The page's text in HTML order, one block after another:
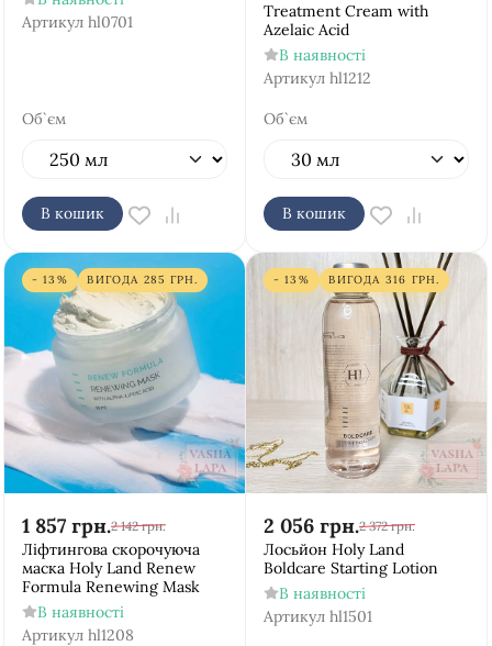
Артикул hl0701
Об`єм
В кошик
Treatment Cream with
Azelaic Acid
В наявності
Артикул hl1212
Об`єм
В кошик
- 13% ВИГОДА 285 ГРН.
1 857 грн.2 142 грн.
Ліфтингова скорочуюча
маска Holy Land Renew
Formula Renewing Mask
В наявності
Артикул hl1208
- 13% ВИГОДА 316 ГРН.
2 056 грн.2 372 грн.
Лосьйон Holy Land
Boldcare Starting Lotion
В наявності
Артикул hl1501